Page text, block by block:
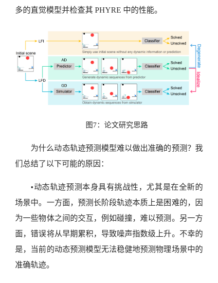
多的直觉模型并检查其 PHYRE 中的性能。
图7：论文研究思路
为什么动态轨迹预测模型难以做出准确的预测？ 我
们总结了以下可能的原因：
•动态轨迹预测本身具有挑战性，尤其是在全新的
场景中。一方面，预测长阶段轨迹本质上是困难的，因
为一些物体之间的交互，例如碰撞，难以预测。另一方
面，错误将从早期累积，导致噪声指数级上升。不幸的
是，当前的动态预测模型无法稳健地预测物理场景中的
准确轨迹。